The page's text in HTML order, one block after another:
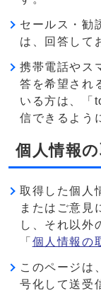
セールス・勧
は、回答して
携帯電話やス
答を希望され
いる方は、「
信できるよう
個人情報
取得した個人
またはご意見
し、それ以外
「 個人情報の
このページは
号化して送受